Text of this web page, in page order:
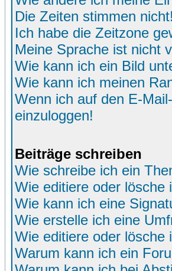
Die Zeiten stimmen nicht!
Ich habe die Zeitzone
Meine Sprache ist nicht
Wie kann ich ein Bild
Wie kann ich meinen
Wenn ich auf den E-
einzuloggen!
Beiträge schreiben
Wie schreibe ich ein
Wie editiere oder lösche
Wie kann ich eine
Wie erstelle ich eine
Wie editiere oder lösche
Warum kann ich ein